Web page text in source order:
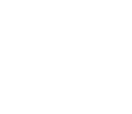
bygge og